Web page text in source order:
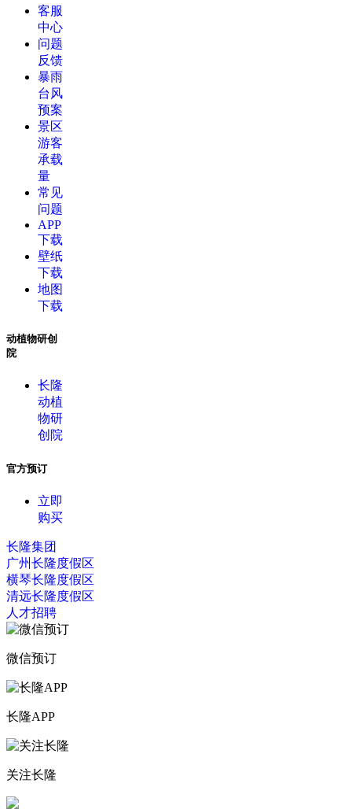
客服
中心
问题
反馈
暴雨
台风
预案
景区
游客
承载
量
常见
问题
APP
下载
壁纸
下载
地图
下载
动植物研创
院
长隆
动植
物研
创院
官方预订
立即
购买
长隆集团
广州长隆度假区
横琴长隆度假区
清远长隆度假区
人才招聘
微信预订
长隆APP
关注长隆